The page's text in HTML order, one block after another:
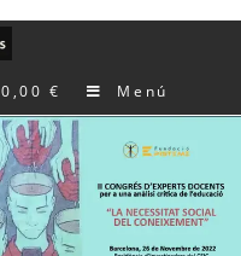
0,00€ Menú